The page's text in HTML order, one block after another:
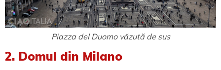
Piazza del Duomo văzută de sus
2. Domul din Milano